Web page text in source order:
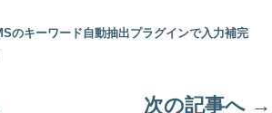
のキーワード自動抽出プラグインで入力補完
次の記事へ →